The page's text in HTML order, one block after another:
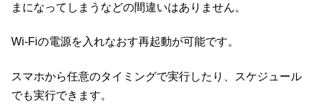
まになってしまうなどの間違いはありません。
Wi-Fiの電源を入れなおす再起動が可能です。
スマホから任意のタイミングで実行したり、スケジュール
でも実行できます。